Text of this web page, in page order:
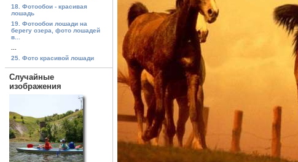
18. Фотообои - красивая
лошадь
19. Фотообои лошади на
берегу озера, фото лошадей
в...
25. Фото красивой лошади
Случайные
изображения